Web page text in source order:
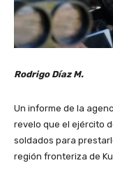
Rodrigo Díaz M.
Un informe de la
revelo que el ejército
soldados para
región fronteriza de